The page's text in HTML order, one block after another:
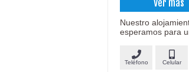
Ver más
Nuestro
esperamos para
Teléfono Celular